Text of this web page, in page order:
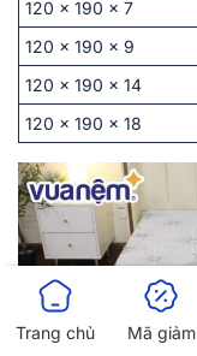
120 x 190 x 7
120 x 190 x 9
120 x 190 x 14
120 x 190 x 18
Trang chủ Mã giảm